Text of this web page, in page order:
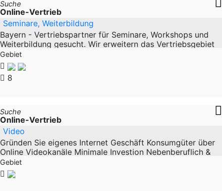
Suche
Online-Vertrieb
Seminare, Weiterbildung
Bayern - Vertriebspartner für Seminare, Workshops und
Weiterbildung gesucht. Wir erweitern das Vertriebsgebiet
für unser österreichisches Erfolgsprojekt
Gebiet
8
Suche
Online-Vertrieb
Video
Gründen Sie eigenes Internet Geschäft Konsumgüter über
Online Videokanäle Minimale Investion Nebenberuflich &
Hauptberuflich Start up aus Deutschland Wir
Gebiet